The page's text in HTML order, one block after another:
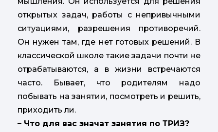
открытых задач, работы с непривычными
ситуациями, разрешения противоречий.
Он нужен там, где нет готовых решений. В
классической школе такие задачи почти не
отрабатываются, а в жизни встречаются
часто. Бывает, что родителям надо
побывать на занятии, посмотреть и решить,
приходить ли.
– Что для вас значат занятия по ТРИЗ?